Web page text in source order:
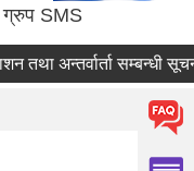
ग्रुप SMS
अन्तर्वार्ता सम्बन्धी सूचना ।